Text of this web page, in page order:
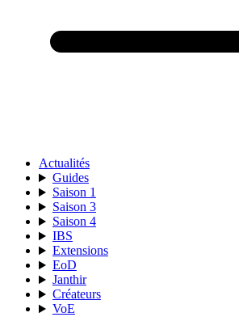
Actualités
Guides
Saison 1
Saison 3
Saison 4
IBS
Extensions
EoD
Janthir
Créateurs
VoE